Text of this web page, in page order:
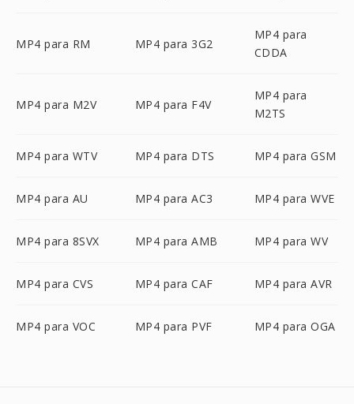
MP4 para RM MP4 para 3G2
MP4 para
CDDA
MP4 para M2V MP4 para F4V
MP4 para
M2TS
MP4 para WTV MP4 para DTS MP4 para GSM
MP4 para AU MP4 para AC3 MP4 para WVE
MP4 para 8SVX MP4 para AMB MP4 para WV
MP4 para CVS MP4 para CAF MP4 para AVR
MP4 para VOC MP4 para PVF MP4 para OGA